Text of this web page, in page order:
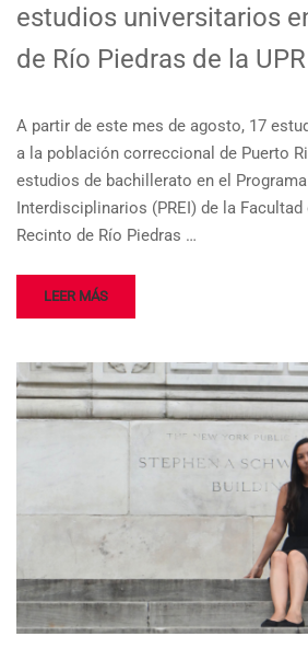
estudios universitarios
de Río Piedras de la UPR
A partir de este mes de agosto, 17
a la población correccional de Puerto
estudios de bachillerato en el
Interdisciplinarios (PREI) de la Facultad
Recinto de Río Piedras …
LEER MÁS